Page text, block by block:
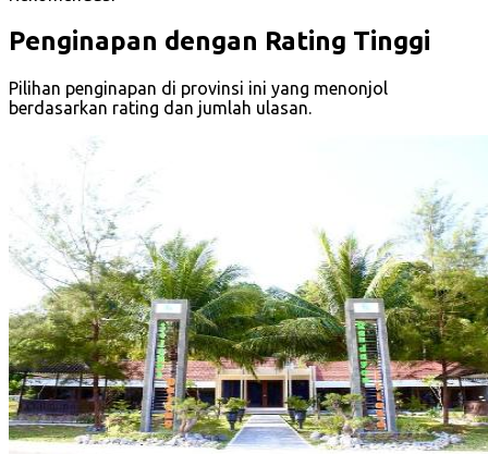
Penginapan dengan Rating Tinggi
Pilihan penginapan di provinsi ini yang menonjol
berdasarkan rating dan jumlah ulasan.